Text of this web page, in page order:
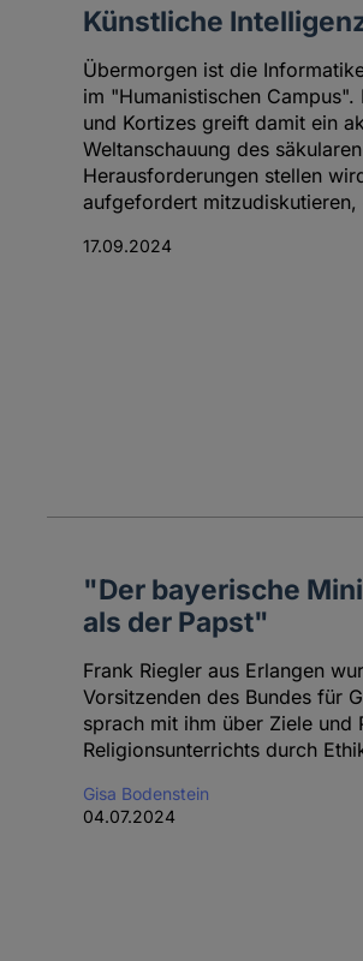
Künstliche
Übermorgen ist die
im "Humanistischen
und Kortizes greift damit ein
Weltanschauung des
Herausforderungen stellen
aufgefordert
17.09.2024
"Der bayerische
als der Papst"
Frank Riegler aus Erlangen
Vorsitzenden des Bundes für
sprach mit ihm über Ziele und
Religionsunterrichts durch
Gisa Bodenstein
04.07.2024